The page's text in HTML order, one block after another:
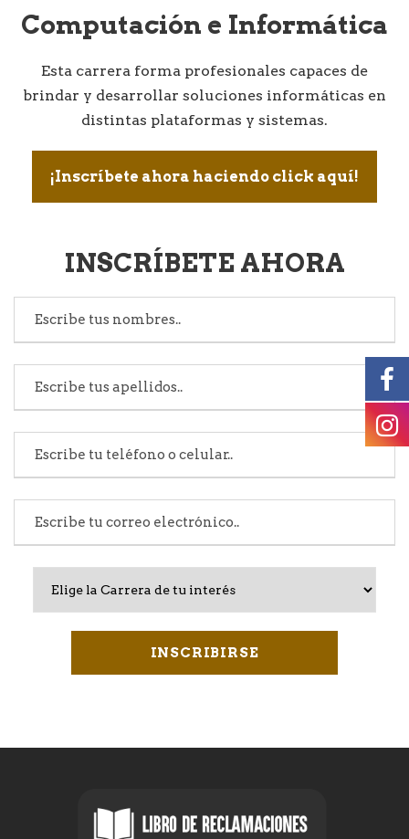
Computación e Informática
Esta carrera forma profesionales capaces de
brindar y desarrollar soluciones informáticas en
distintas plataformas y sistemas.
¡Inscríbete ahora haciendo click aquí!
INSCRÍBETE AHORA